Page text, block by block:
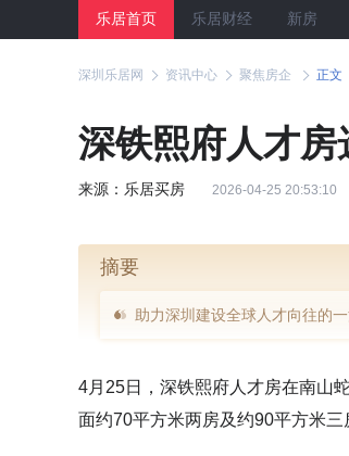
乐居首页 乐居财经 新房
深圳乐居网 资讯中心 聚焦房企 正文
深铁熙府人才
来源：乐居买房 2026-04-25 20:53:10
摘要
助力深圳建设全球人才向往的一
4月25日，深铁熙府人才房在南山
面约70平方米两房及约90平方米三